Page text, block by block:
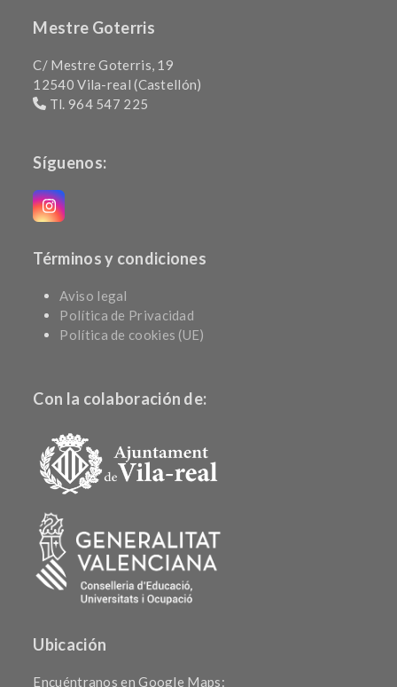
Mestre Goterris
C/ Mestre Goterris, 19
12540 Vila-real (Castellón)
Tl. 964 547 225
Síguenos:
Instagram
Términos y condiciones
Aviso legal
Política de Privacidad
Política de cookies (UE)
Con la colaboración de:
Ubicación
Encuéntranos en Google Maps: